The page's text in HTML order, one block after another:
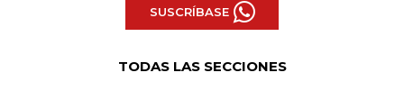
SUSCRÍBASE
TODAS LAS SECCIONES